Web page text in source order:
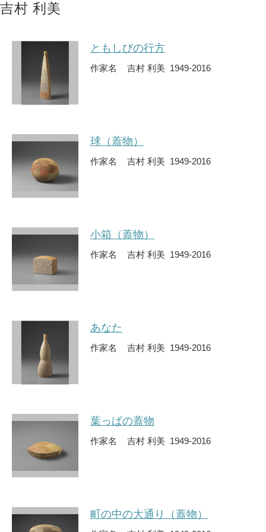
吉村 利美
ともしびの行方
作家名 吉村 利美 1949-2016
球（蓋物）
作家名 吉村 利美 1949-2016
小箱（蓋物）
作家名 吉村 利美 1949-2016
あなた
作家名 吉村 利美 1949-2016
葉っぱの蓋物
作家名 吉村 利美 1949-2016
町の中の大通り（蓋物）